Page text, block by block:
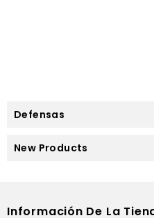
Defensas
New Products
Información De La